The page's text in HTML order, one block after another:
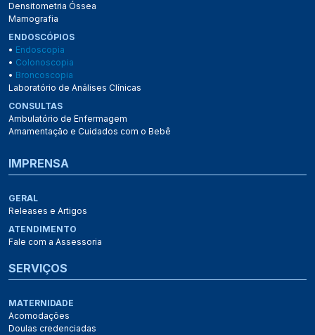
Densitometria Óssea
Mamografia
ENDOSCÓPIOS
• Endoscopia
• Colonoscopia
• Broncoscopia
Laboratório de Análises Clínicas
CONSULTAS
Ambulatório de Enfermagem
Amamentação e Cuidados com o Bebê
IMPRENSA
GERAL
Releases e Artigos
ATENDIMENTO
Fale com a Assessoria
SERVIÇOS
MATERNIDADE
Acomodações
Doulas credenciadas